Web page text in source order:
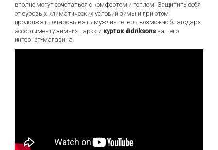
вполне могут сочетаться с комфортом и теплом. Защитить себя
от суровых климатических условий зимы и при этом
продолжать очаровывать мужчин теперь возможно благодаря
ассортименту зимних парок и курток didriksons нашего
интернет-магазина.